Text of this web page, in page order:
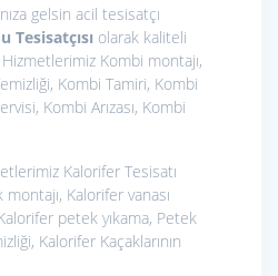
gelsin acil tesisatçı
Tesisatçısı olarak kaliteli
Kombi montajı,
Kombi Tamiri, Kombi
Kombi Arızası, Kombi
Kalorifer Tesisatı
Kalorifer vanası
petek yıkama, Petek
Kalorifer Kaçaklarının